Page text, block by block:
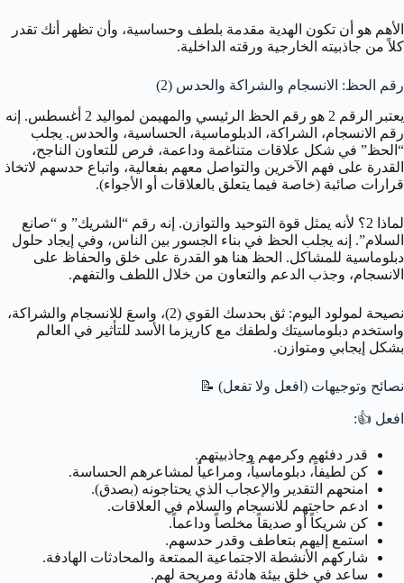
الأهم هو أن تكون الهدية مقدمة بلطف وحساسية، وأن تظهر أنك تقدر
كلاً من جاذبيته الخارجية ورقته الداخلية.
رقم الحظ: الانسجام والشراكة والحدس (2)
يعتبر الرقم 2 هو رقم الحظ الرئيسي والمهيمن لمواليد 2 أغسطس. إنه
رقم الانسجام، الشراكة، الدبلوماسية، الحساسية، والحدس. يجلب
“الحظ” في شكل علاقات متناغمة وداعمة، فرص للتعاون الناجح،
القدرة على فهم الآخرين والتواصل معهم بفعالية، واتباع حدسهم لاتخاذ
قرارات صائبة (خاصة فيما يتعلق بالعلاقات أو الأجواء).
لماذا 2؟ لأنه يمثل قوة التوحيد والتوازن. إنه رقم “الشريك” و “صانع
السلام”. إنه يجلب الحظ في بناء الجسور بين الناس، وفي إيجاد حلول
دبلوماسية للمشاكل. الحظ هنا هو القدرة على خلق والحفاظ على
الانسجام، وجذب الدعم والتعاون من خلال اللطف والتفهم.
نصيحة لمولود اليوم: ثق بحدسك القوي (2)، واسعَ للانسجام والشراكة،
واستخدم دبلوماسيتك ولطفك مع كاريزما الأسد للتأثير في العالم
بشكل إيجابي ومتوازن.
نصائح وتوجيهات (افعل ولا تفعل) 📝
افعل 👍:
قدر دفئهم وكرمهم وجاذبيتهم.
كن لطيفاً، دبلوماسياً، ومراعياً لمشاعرهم الحساسة.
امنحهم التقدير والإعجاب الذي يحتاجونه (بصدق).
ادعم حاجتهم للانسجام والسلام في العلاقات.
كن شريكاً أو صديقاً مخلصاً وداعماً.
استمع إليهم بتعاطف وقدر حدسهم.
شاركهم الأنشطة الاجتماعية الممتعة والمحادثات الهادفة.
ساعد في خلق بيئة هادئة ومريحة لهم.